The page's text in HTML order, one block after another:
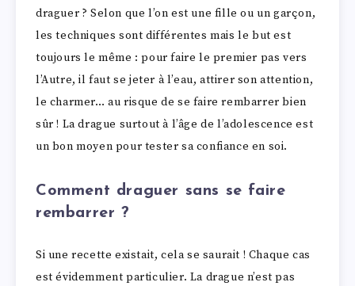
draguer ? Selon que l’on est une fille ou un garçon,
les techniques sont différentes mais le but est
toujours le même : pour faire le premier pas vers
l’Autre, il faut se jeter à l’eau, attirer son attention,
le charmer… au risque de se faire rembarrer bien
sûr ! La drague surtout à l’âge de l’adolescence est
un bon moyen pour tester sa confiance en soi.
Comment draguer sans se faire
rembarrer ?
Si une recette existait, cela se saurait ! Chaque cas
est évidemment particulier. La drague n’est pas